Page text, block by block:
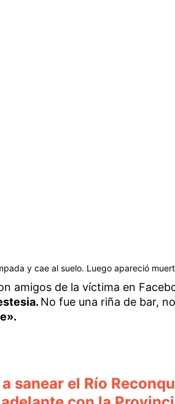
y cae al suelo. Luego apareció
amigos de la víctima en
No fue una riña de bar,
sanear el Río